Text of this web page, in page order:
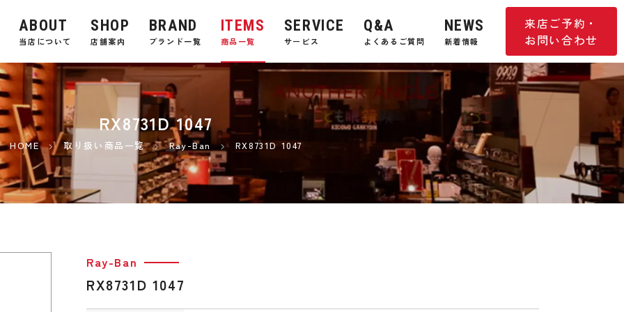
来店ご予約・
お問い合わせ
ABOUT
当店について
SHOP
店舗案内
BRAND
ブランド一覧
ITEMS
商品一覧
SERVICE
サービス
Q&A
よくあるご質問
NEWS
新着情報
RX8731D 1047
HOME 取り扱い商品一覧 Ray-Ban RX8731D 1047
Ray-Ban
RX8731D 1047